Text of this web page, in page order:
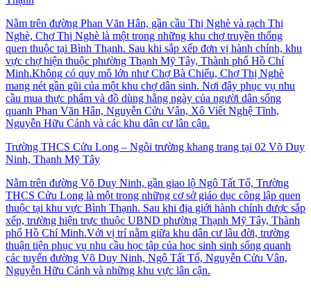
Nằm trên đường Phan Văn Hân, gần cầu Thị Nghè và rạch Thị
Nghè, Chợ Thị Nghè là một trong những khu chợ truyền thống
quen thuộc tại Bình Thạnh. Sau khi sắp xếp đơn vị hành chính, khu
vực chợ hiện thuộc phường Thạnh Mỹ Tây, Thành phố Hồ Chí
Minh.Không có quy mô lớn như Chợ Bà Chiểu, Chợ Thị Nghè
mang nét gần gũi của một khu chợ dân sinh. Nơi đây phục vụ nhu
cầu mua thực phẩm và đồ dùng hằng ngày của người dân sống
quanh Phan Văn Hân, Nguyễn Cửu Vân, Xô Viết Nghệ Tĩnh,
Nguyễn Hữu Cảnh và các khu dân cư lân cận.
Trường THCS Cửu Long – Ngôi trường khang trang tại 02 Võ Duy
Ninh, Thạnh Mỹ Tây
Nằm trên đường Võ Duy Ninh, gần giao lộ Ngô Tất Tố, Trường
THCS Cửu Long là một trong những cơ sở giáo dục công lập quen
thuộc tại khu vực Bình Thạnh. Sau khi địa giới hành chính được sắp
xếp, trường hiện trực thuộc UBND phường Thạnh Mỹ Tây, Thành
phố Hồ Chí Minh.Với vị trí nằm giữa khu dân cư lâu đời, trường
thuận tiện phục vụ nhu cầu học tập của học sinh sinh sống quanh
các tuyến đường Võ Duy Ninh, Ngô Tất Tố, Nguyễn Cửu Vân,
Nguyễn Hữu Cảnh và những khu vực lân cận.